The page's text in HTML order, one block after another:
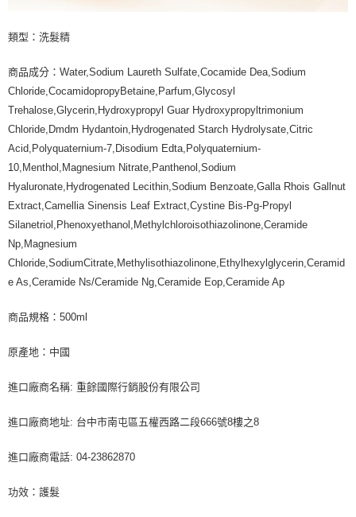
類型：洗髮精
商品成分：Water,Sodium Laureth Sulfate,Cocamide Dea,Sodium
Chloride,CocamidopropyBetaine,Parfum,Glycosyl
Trehalose,Glycerin,Hydroxypropyl Guar Hydroxypropyltrimonium
Chloride,Dmdm Hydantoin,Hydrogenated Starch Hydrolysate,Citric
Acid,Polyquaternium-7,Disodium Edta,Polyquaternium-
10,Menthol,Magnesium Nitrate,Panthenol,Sodium
Hyaluronate,Hydrogenated Lecithin,Sodium Benzoate,Galla Rhois Gallnut
Extract,Camellia Sinensis Leaf Extract,Cystine Bis-Pg-Propyl
Silanetriol,Phenoxyethanol,Methylchloroisothiazolinone,Ceramide
Np,Magnesium
Chloride,SodiumCitrate,Methylisothiazolinone,Ethylhexylglycerin,Ceramid
e As,Ceramide Ns/Ceramide Ng,Ceramide Eop,Ceramide Ap
商品規格：500ml
原產地：中國
進口廠商名稱: 重餘國際行銷股份有限公司
進口廠商地址: 台中市南屯區五權西路二段666號8樓之8
進口廠商電話: 04-23862870
功效：護髮